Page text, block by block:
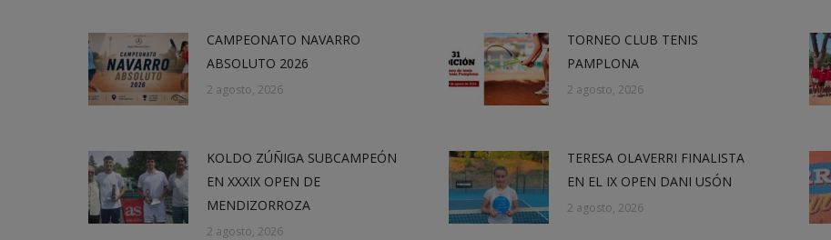
CAMPEONATO NAVARRO
ABSOLUTO 2026
2 agosto, 2026
TORNEO CLUB TENIS
PAMPLONA
2 agosto, 2026
KOLDO ZÚÑIGA SUBCAMPEÓN
EN XXXIX OPEN DE
MENDIZORROZA
2 agosto, 2026
TERESA OLAVERRI FINALISTA
EN EL IX OPEN DANI USÓN
2 agosto, 2026